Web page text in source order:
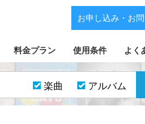
料金プラン 使用条件 よく
お申し込み・お
楽曲 アルバム